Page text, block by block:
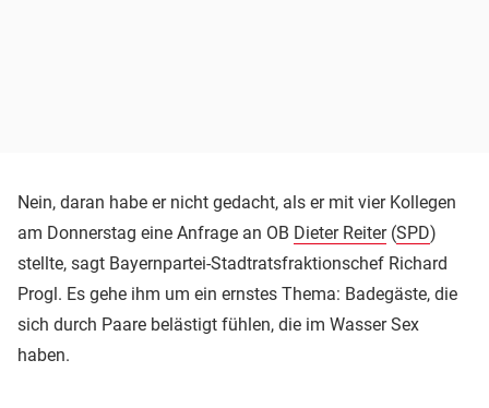
Nein, daran habe er nicht gedacht, als er mit vier Kollegen
am Donnerstag eine Anfrage an OB Dieter Reiter(SPD)
stellte, sagt Bayernpartei-Stadtratsfraktionschef Richard
Progl. Es gehe ihm um ein ernstes Thema: Badegäste, die
sich durch Paare belästigt fühlen, die im Wasser Sex
haben.